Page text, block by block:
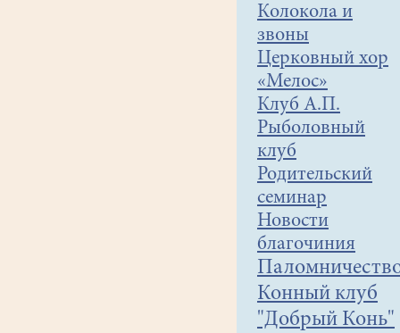
Колокола и
звоны
Церковный хор
«Мелос»
Клуб А.П.
Рыболовный
клуб
Родительский
семинар
Новости
благочиния
Конный клуб
"Добрый Конь"